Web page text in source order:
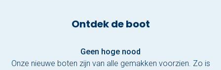
Ontdek de boot
Geen hoge nood
Onze nieuwe boten zijn van alle gemakken voorzien. Zo is